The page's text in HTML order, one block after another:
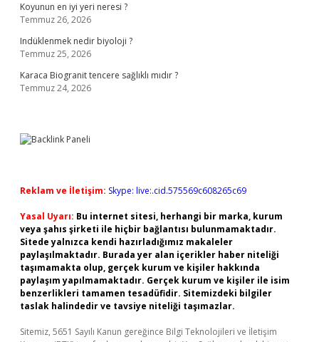
Koyunun en iyi yeri neresi ?
Temmuz 26, 2026
Indüklenmek nedir biyoloji ?
Temmuz 25, 2026
Karaca Biogranit tencere sağlıklı mıdır ?
Temmuz 24, 2026
Reklam ve İletişim: Skype: live:.cid.575569c608265c69
Yasal Uyarı: Bu internet sitesi, herhangi bir marka, kurum
veya şahıs şirketi ile hiçbir bağlantısı bulunmamaktadır.
Sitede yalnızca kendi hazırladığımız makaleler
paylaşılmaktadır. Burada yer alan içerikler haber niteliği
taşımamakta olup, gerçek kurum ve kişiler hakkında
paylaşım yapılmamaktadır. Gerçek kurum ve kişiler ile isim
benzerlikleri tamamen tesadüfidir. Sitemizdeki bilgiler
taslak halindedir ve tavsiye niteliği taşımazlar.
Sitemiz, 5651 Sayılı Kanun gereğince Bilgi Teknolojileri ve İletişim